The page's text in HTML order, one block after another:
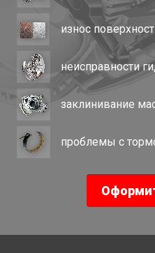
износ
неисправности
заклинивание
проблемы с